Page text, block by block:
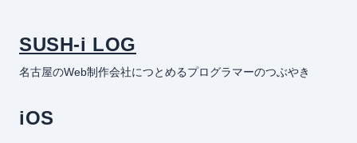
SUSH-i LOG
名古屋のWeb制作会社につとめるプログラマーのつぶやき
iOS